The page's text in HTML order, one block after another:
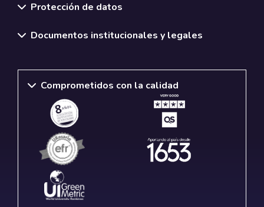
Protección de datos
Documentos institucionales y legales
Comprometidos con la calidad